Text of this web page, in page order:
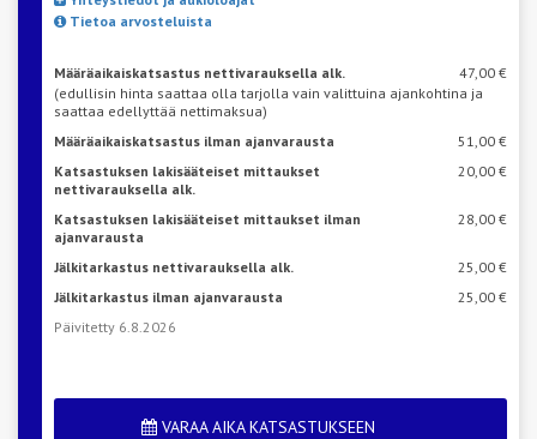
Tietoa arvosteluista
Määräaikaiskatsastus nettivarauksella alk.
47,00 €
(edullisin hinta saattaa olla tarjolla vain valittuina ajankohtina ja
saattaa edellyttää nettimaksua)
Määräaikaiskatsastus ilman ajanvarausta
51,00 €
Katsastuksen lakisääteiset mittaukset
nettivarauksella alk.
20,00 €
Katsastuksen lakisääteiset mittaukset ilman
ajanvarausta
28,00 €
Jälkitarkastus nettivarauksella alk.
25,00 €
Jälkitarkastus ilman ajanvarausta
25,00 €
Päivitetty 6.8.2026
VARAA AIKA KATSASTUKSEEN